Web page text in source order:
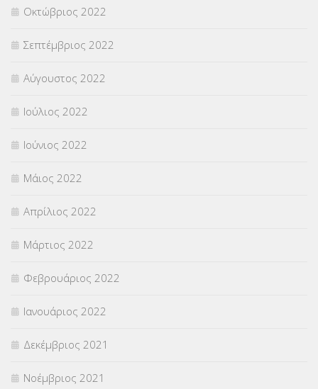
Οκτώβριος 2022
Σεπτέμβριος 2022
Αύγουστος 2022
Ιούλιος 2022
Ιούνιος 2022
Μάιος 2022
Απρίλιος 2022
Μάρτιος 2022
Φεβρουάριος 2022
Ιανουάριος 2022
Δεκέμβριος 2021
Νοέμβριος 2021